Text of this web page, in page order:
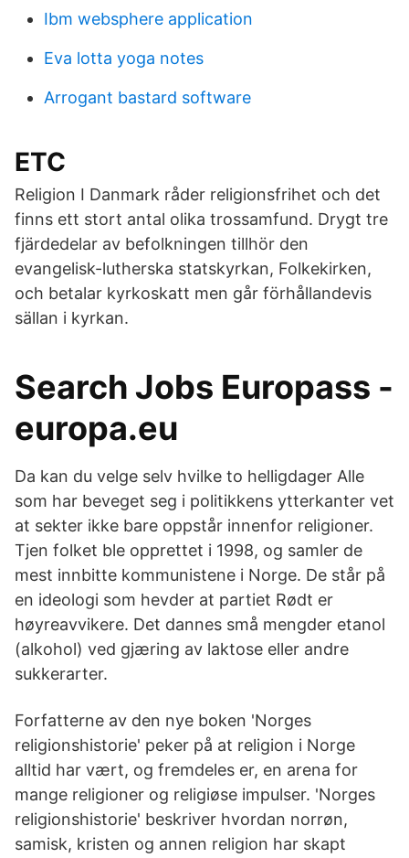
Ibm websphere application
Eva lotta yoga notes
Arrogant bastard software
ETC
Religion I Danmark råder religionsfrihet och det
finns ett stort antal olika trossamfund. Drygt tre
fjärdedelar av befolkningen tillhör den
evangelisk-lutherska statskyrkan, Folkekirken,
och betalar kyrkoskatt men går förhållandevis
sällan i kyrkan.
Search Jobs Europass -
europa.eu
Da kan du velge selv hvilke to helligdager Alle
som har beveget seg i politikkens ytterkanter vet
at sekter ikke bare oppstår innenfor religioner.
Tjen folket ble opprettet i 1998, og samler de
mest innbitte kommunistene i Norge. De står på
en ideologi som hevder at partiet Rødt er
høyreavvikere. Det dannes små mengder etanol
(alkohol) ved gjæring av laktose eller andre
sukkerarter.
Forfatterne av den nye boken 'Norges
religionshistorie' peker på at religion i Norge
alltid har vært, og fremdeles er, en arena for
mange religioner og religiøse impulser. 'Norges
religionshistorie' beskriver hvordan norrøn,
samisk, kristen og annen religion har skapt